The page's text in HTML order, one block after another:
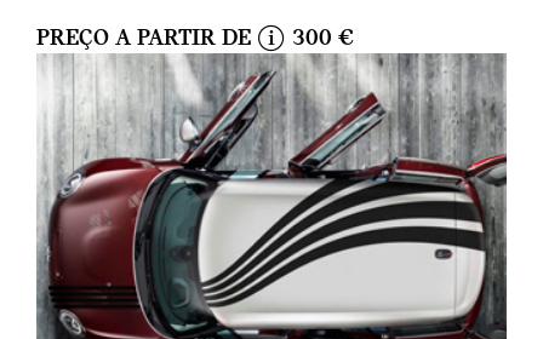
PREÇO A PARTIR DE
i
n
f
o
300 €